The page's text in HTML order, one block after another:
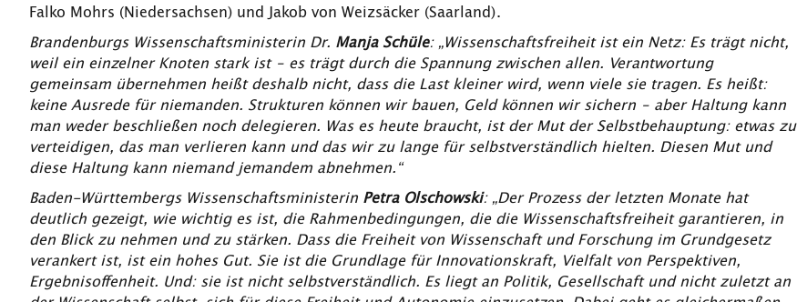
Falko Mohrs (Niedersachsen) und Jakob von Weizsäcker (Saarland).
Brandenburgs Wissenschaftsministerin Dr. Manja Schüle: „Wissenschaftsfreiheit ist ein Netz: Es trägt nicht,
weil ein einzelner Knoten stark ist – es trägt durch die Spannung zwischen allen. Verantwortung
gemeinsam übernehmen heißt deshalb nicht, dass die Last kleiner wird, wenn viele sie tragen. Es heißt:
keine Ausrede für niemanden. Strukturen können wir bauen, Geld können wir sichern – aber Haltung kann
man weder beschließen noch delegieren. Was es heute braucht, ist der Mut der Selbstbehauptung: etwas zu
verteidigen, das man verlieren kann und das wir zu lange für selbstverständlich hielten. Diesen Mut und
diese Haltung kann niemand jemandem abnehmen.“
Baden-Württembergs Wissenschaftsministerin Petra Olschowski: „Der Prozess der letzten Monate hat
deutlich gezeigt, wie wichtig es ist, die Rahmenbedingungen, die die Wissenschaftsfreiheit garantieren, in
den Blick zu nehmen und zu stärken. Dass die Freiheit von Wissenschaft und Forschung im Grundgesetz
verankert ist, ist ein hohes Gut. Sie ist die Grundlage für Innovationskraft, Vielfalt von Perspektiven,
Ergebnisoffenheit. Und: sie ist nicht selbstverständlich. Es liegt an Politik, Gesellschaft und nicht zuletzt an